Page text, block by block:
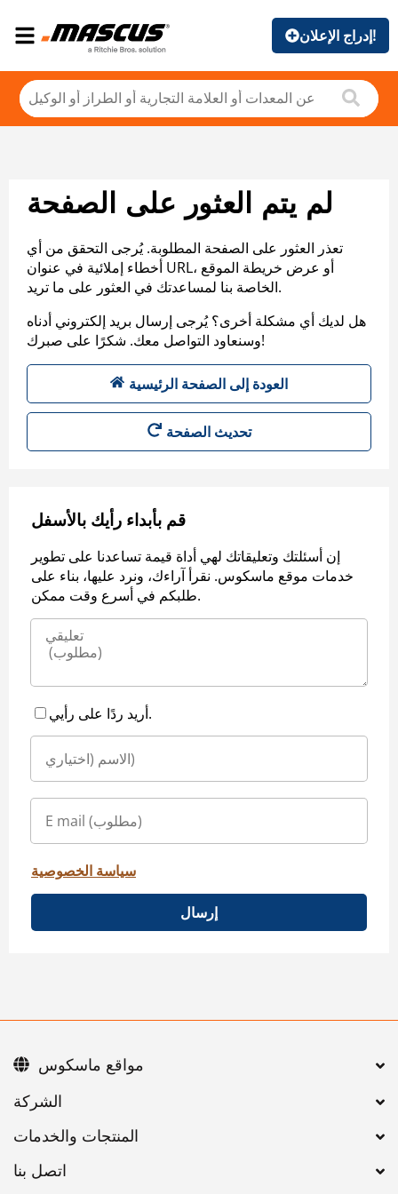
إدراج الإعلان!
لم يتم العثور على الصفحة
تعذر العثور على الصفحة المطلوبة. يُرجى التحقق من أي
أخطاء إملائية في عنوان URL، أو عرض خريطة الموقع
الخاصة بنا لمساعدتك في العثور على ما تريد.
هل لديك أي مشكلة أخرى؟ يُرجى إرسال بريد إلكتروني أدناه
وسنعاود التواصل معك. شكرًا على صبرك!
العودة إلى الصفحة الرئيسية
تحديث الصفحة
قم بأبداء رأيك بالأسفل
إن أسئلتك وتعليقاتك لهي أداة قيمة تساعدنا على تطوير
خدمات موقع ماسكوس. نقرأ آراءك، ونرد عليها، بناء على
طلبكم في أسرع وقت ممكن.
أريد ردًا على رأيي.
سياسة الخصوصية
إرسال
اتصل بنا
مواقع ماسكوس